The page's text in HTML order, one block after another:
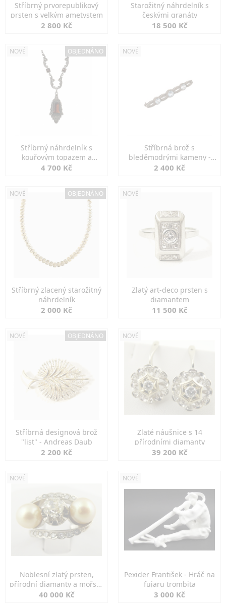
Stříbrný prvorepublikový
prsten s velkým ametystem
2 800 Kč
Starožitný náhrdelník s
českými granáty
18 500 Kč
NOVÉ OBJEDNÁNO
Stříbrný náhrdelník s
kouřovým topazem a
markazity
4 700 Kč
NOVÉ
Stříbrná brož s
bleděmodrými kameny -
jemná elegance
2 400 Kč
NOVÉ OBJEDNÁNO
Stříbrný zlacený starožitný
náhrdelník
2 000 Kč
NOVÉ
Zlatý art-deco prsten s
diamantem
11 500 Kč
NOVÉ OBJEDNÁNO
Stříbrná designová brož
"list" - Andreas Daub
2 200 Kč
NOVÉ
Zlaté náušnice s 14
přírodními diamanty
39 200 Kč
NOVÉ
Noblesní zlatý prsten,
přírodní diamanty a mořské
perly
40 000 Kč
NOVÉ
Pexider František - Hráč na
fujaru trombita
3 000 Kč